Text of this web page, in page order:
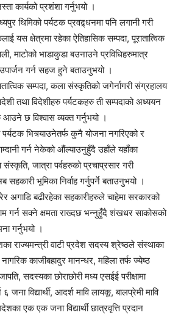
कार्यको प्रशंशा गर्नुभयो ।
थिमिको पर्यटक प्रवद्र्धनमा पनि लगानी गरी
यस क्षेत्रमा रहेका ऐतिहासिक सम्पदा, पूरातात्विक
माटोको भाडाकुडा बउनाउने प्रविधिहरुमात्र
गर्न सहज हुने बताउनुभयो ।
सम्पदा, कला संस्कृतिको जगेर्नागरी संग्रहालय
तथा विदेशीहरु पर्यटकहरु ती सम्पदाको अध्ययन
छ विश्वास व्यक्त गर्नुभयो ।
भित्र्याउनेतर्फ कुनै योजना नगरिएको र
गर्न नेकेको औंल्याउनुहुँदै उहाँले यहाँका
संस्कृति, जात्रा पर्वहरुको प्रचाप्रसार गरी
भूमिका निर्वाह गर्नुपर्ने बताउनुभयो ।
बढीरहेका सहकारीहरुले चाहेमा सरकारको
गर्न सक्ने क्षमता राख्दछ भन्नुहुँदै शंखधर साकोसको
गर्नुभयो ।
राज्यमन्त्री वाटी प्रदेश सदस्य श्रेष्ठले संस्थाका
काजीबहादुर मानन्धर, महिला तर्फ ज्येष्ठ
सदस्यका छोराछोरी मध्य एसईई परीक्षामा
विद्यार्थी, आदर्श मावि लायकू, बालप्रेमी मावि
एक एक जना विद्यार्थी छात्रवृत्ति प्रदान